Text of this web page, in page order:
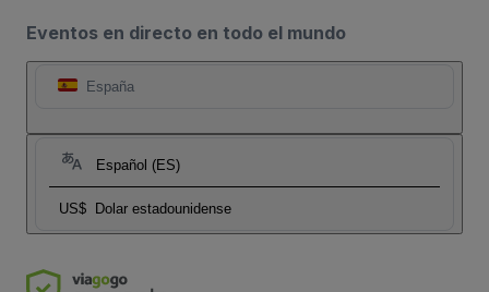
Eventos en directo en todo el mundo
España
Español (ES)
US$ Dolar estadounidense